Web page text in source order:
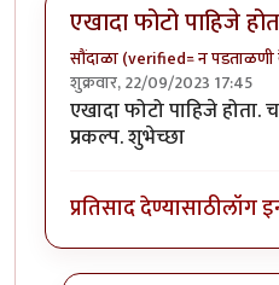
एखादा फोटो पाहिजे
सौंदाळा (verified= न
शुक्रवार, 22/09/2023 17:45
एखादा फोटो पाहिजे
प्रकल्प. शुभेच्छा
प्रतिसाद देण्यासाठीलॉग